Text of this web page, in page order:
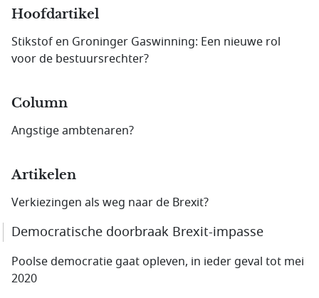
Hoofdartikel
Stikstof en Groninger Gaswinning: Een nieuwe rol
voor de bestuursrechter?
Column
Angstige ambtenaren?
Artikelen
Verkiezingen als weg naar de Brexit?
Democratische doorbraak Brexit-impasse
Poolse democratie gaat opleven, in ieder geval tot mei
2020